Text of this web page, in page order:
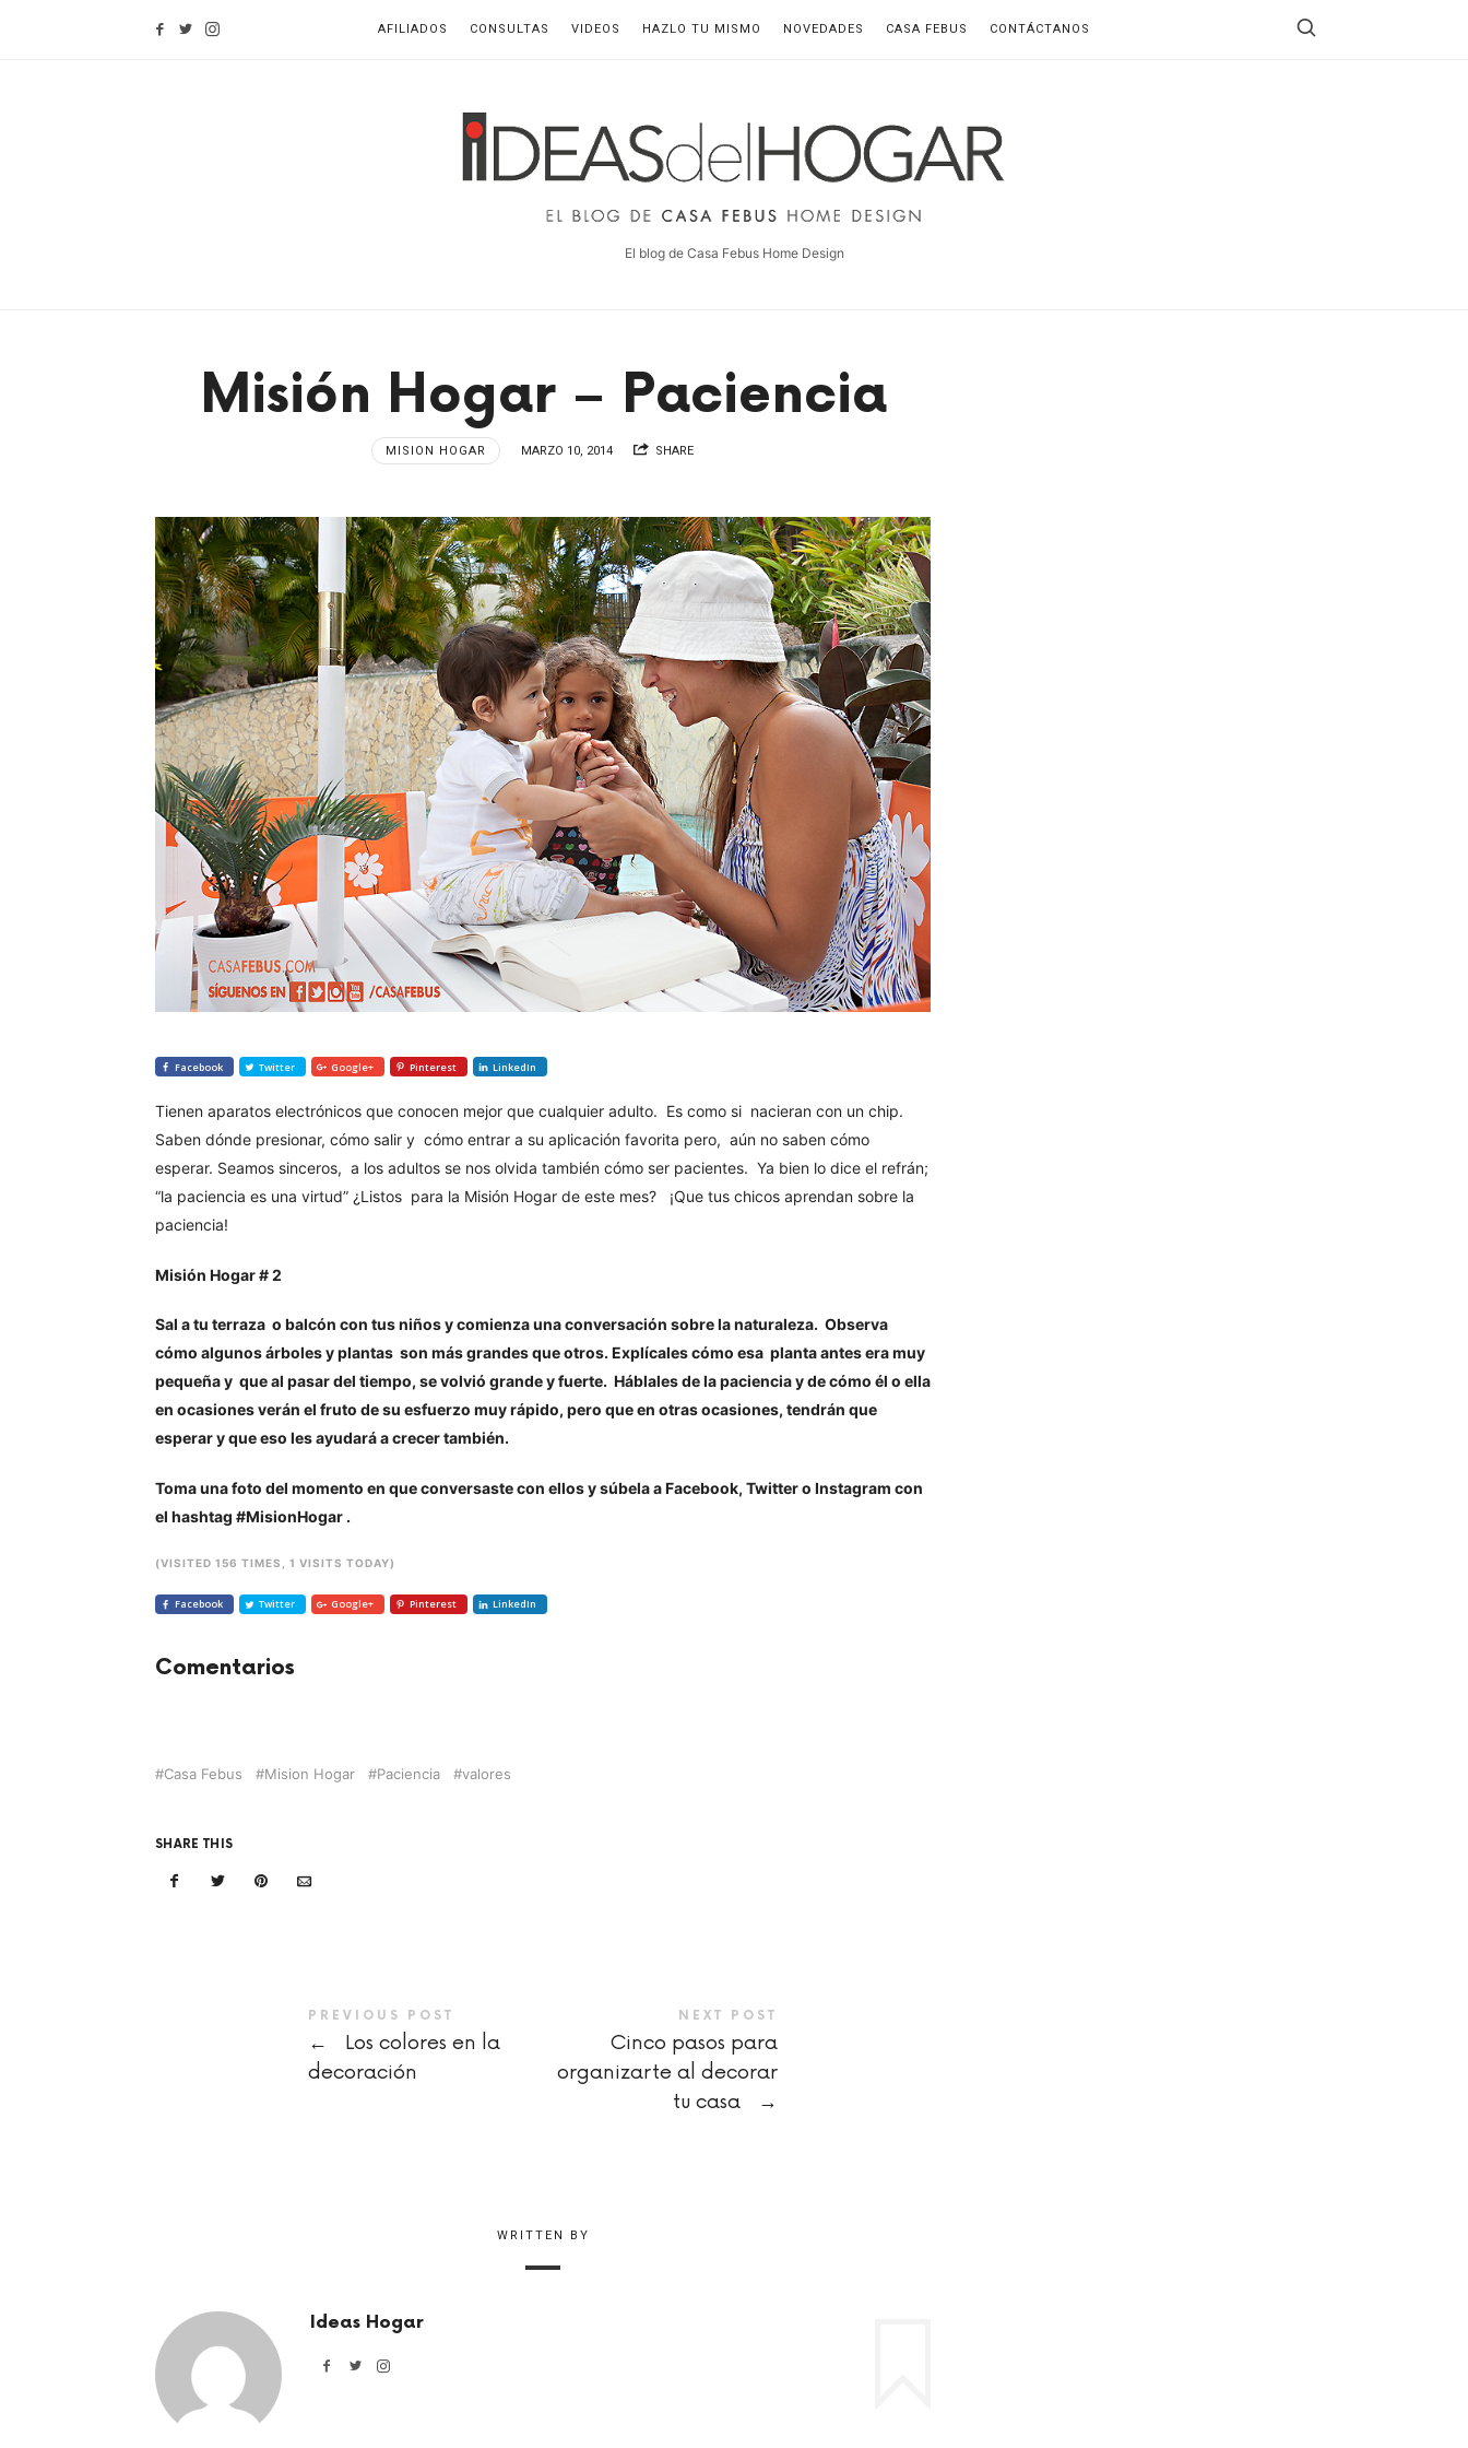
AFILIADOS CONSULTAS VIDEOS HAZLO TU MISMO NOVEDADES CASA FEBUS CONTÁCTANOS
Ideas
del
El blog de Casa Febus Home Design
Misión Hogar – Paciencia
MISION HOGAR MARZO 10, 2014 SHARE
Facebook Twitter Google+ Pinterest LinkedIn
Tienen aparatos electrónicos que conocen mejor que cualquier adulto. Es como si nacieran con un chip.
Saben dónde presionar, cómo salir y cómo entrar a su aplicación favorita pero, aún no saben cómo
esperar. Seamos sinceros, a los adultos se nos olvida también cómo ser pacientes. Ya bien lo dice el refrán;
“la paciencia es una virtud” ¿Listos para la Misión Hogar de este mes? ¡Que tus chicos aprendan sobre la
paciencia!
Misión Hogar # 2
Sal a tu terraza o balcón con tus niños y comienza una conversación sobre la naturaleza. Observa
cómo algunos árboles y plantas son más grandes que otros. Explícales cómo esa planta antes era muy
pequeña y que al pasar del tiempo, se volvió grande y fuerte. Háblales de la paciencia y de cómo él o ella
en ocasiones verán el fruto de su esfuerzo muy rápido, pero que en otras ocasiones, tendrán que
esperar y que eso les ayudará a crecer también.
Toma una foto del momento en que conversaste con ellos y súbela a Facebook, Twitter o Instagram con
el hashtag #MisionHogar .
(VISITED 156 TIMES, 1 VISITS TODAY)
Facebook Twitter Google+ Pinterest LinkedIn
Comentarios
Casa Febus Mision Hogar Paciencia valores
SHARE THIS
PREVIOUS POST
←
Los colores en la
decoración
NEXT POST
Cinco pasos para
organizarte al decorar
tu casa
→
WRITTEN BY
Ideas Hogar